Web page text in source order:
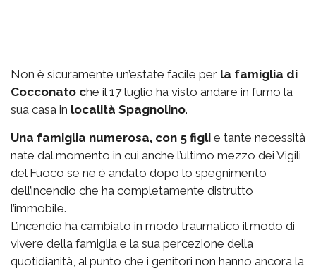
Non è sicuramente un’estate facile per la famiglia di
Cocconato che il 17 luglio ha visto andare in fumo la
sua casa in località Spagnolino.
Una famiglia numerosa, con 5 figli e tante necessità
nate dal momento in cui anche l’ultimo mezzo dei Vigili
del Fuoco se ne è andato dopo lo spegnimento
dell’incendio che ha completamente distrutto
l’immobile.
L’incendio ha cambiato in modo traumatico il modo di
vivere della famiglia e la sua percezione della
quotidianità, al punto che i genitori non hanno ancora la